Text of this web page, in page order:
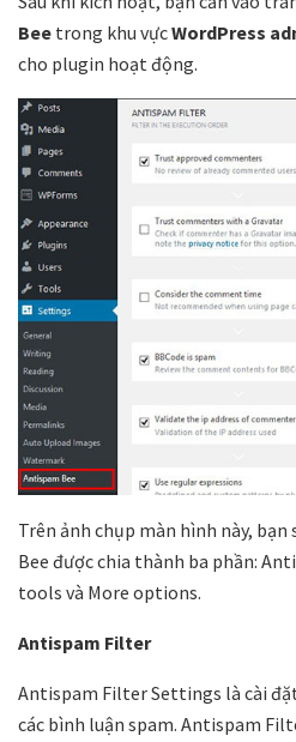
Bee trong khu vựcWordPress
cho plugin hoạt động.
Trên ảnh chụp màn hình này,
Bee được chia thành ba phần:
tools và More options.
Antispam Filter
Antispam Filter Settings là cài
các bình luận spam. Antispam